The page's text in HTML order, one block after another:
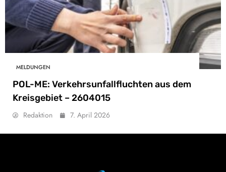
MELDUNGEN
POL-ME: Verkehrsunfallfluchten aus dem
Kreisgebiet – 2604015
Redaktion 7. April 2026